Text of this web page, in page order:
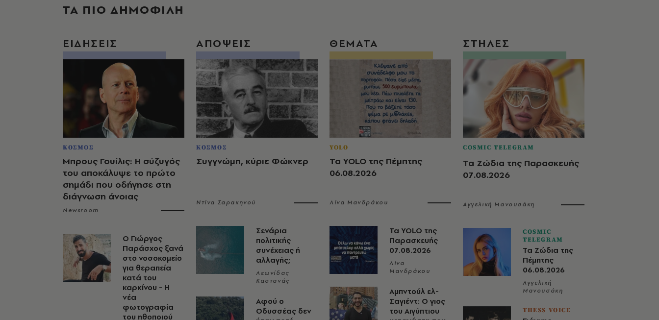
ΤΑ ΠΙΟ ΔΗΜΟΦΙΛΗ
ΕΙΔΗΣΕΙΣ
ΚΟΣΜΟΣ
Μπρους Γουίλις: Η σύζυγός
του αποκάλυψε το πρώτο
σημάδι που οδήγησε στη
διάγνωση άνοιας
Newsroom
O Γιώργος
Παράσχος ξανά
στο νοσοκομείο
για θεραπεία
κατά του
καρκίνου - Η
νέα
φωτογραφία
του ηθοποιού
ΑΠΟΨΕΙΣ
ΚΟΣΜΟΣ
Συγγνώμη, κύριε Φώκνερ
Ντίνα Σαρακηνού
Σενάρια
πολιτικής
συνέχειας ή
αλλαγής;
Λεωνίδας
Καστανάς
Αφού ο
Οδυσσέας δεν
ΘΕΜΑΤΑ
YOLO
Τα YOLO της Πέμπτης
06.08.2026
Λίνα Μανδράκου
Τα YOLO της
Παρασκευής
07.08.2026
Λίνα
Μανδράκου
Αμπντούλ ελ-
Σαγιέντ: Ο γιος
του Αιγύπτιου
ΣΤΗΛΕΣ
COSMIC TELEGRAM
Τα Ζώδια της Παρασκευής
07.08.2026
Αγγελική Μανουσάκη
COSMIC
TELEGRAM
Τα Ζώδια της
Πέμπτης
06.08.2026
Αγγελική
Μανουσάκη
THESS VOICE